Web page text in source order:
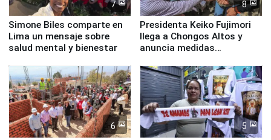
7
Simone Biles comparte en
Lima un mensaje sobre
salud mental y bienestar
8
Presidenta Keiko Fujimori
llega a Chongos Altos y
anuncia medidas
educación, salud y empleo
6 5